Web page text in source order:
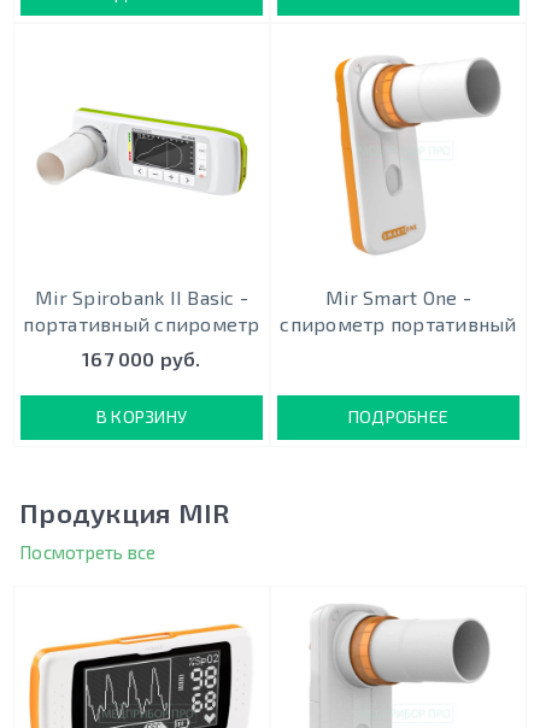
Mir Spirobank II Basic -
портативный спирометр
167 000 руб.
В КОРЗИНУ
Mir Smart One -
спирометр портативный
ПОДРОБНЕЕ
Продукция MIR
Посмотреть все